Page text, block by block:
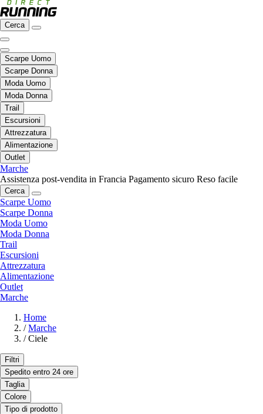
Cerca
Scarpe Uomo
Scarpe Donna
Moda Uomo
Moda Donna
Trail
Escursioni
Attrezzatura
Alimentazione
Outlet
Marche
Assistenza post-vendita in Francia Pagamento sicuro Reso facile
Cerca
Scarpe Uomo
Scarpe Donna
Moda Uomo
Moda Donna
Trail
Escursioni
Attrezzatura
Alimentazione
Outlet
Marche
Home
/ Marche
/ Ciele
Filtri
Spedito entro 24 ore
Taglia
Colore
Tipo di prodotto